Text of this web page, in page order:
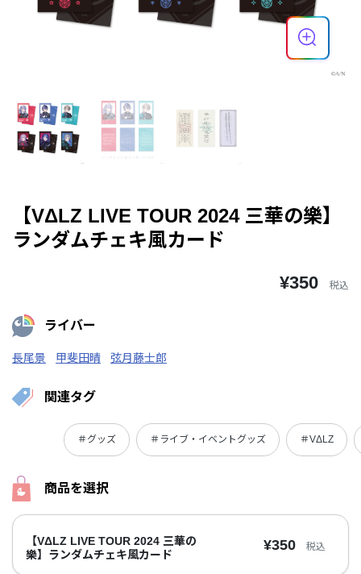
【VΔLZ LIVE TOUR 2024 三華の樂】
ランダムチェキ風カード
¥350 税込
ライバー
長尾景 甲斐田晴 弦月藤士郎
関連タグ
＃グッズ ＃ライブ・イベントグッズ ＃VΔLZ
商品を選択
【VΔLZ LIVE TOUR 2024 三華の
樂】ランダムチェキ風カード
¥350 税込